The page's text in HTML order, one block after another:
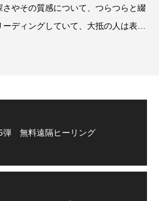
やその質感について、つらつらと綴
ディングしていて、大抵の人は表層
弾 無料遠隔ヒーリング